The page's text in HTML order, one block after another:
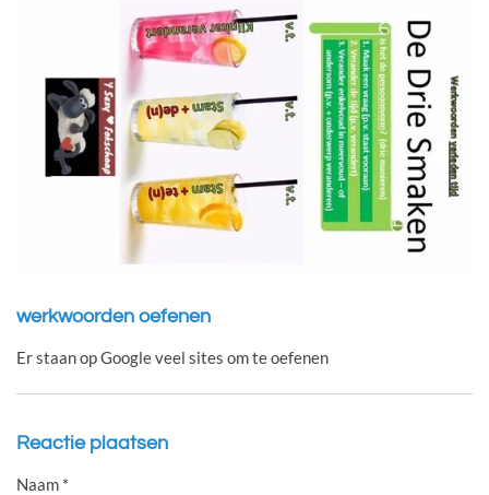
werkwoorden oefenen
Er staan op Google veel sites om te oefenen
Reactie plaatsen
Naam *